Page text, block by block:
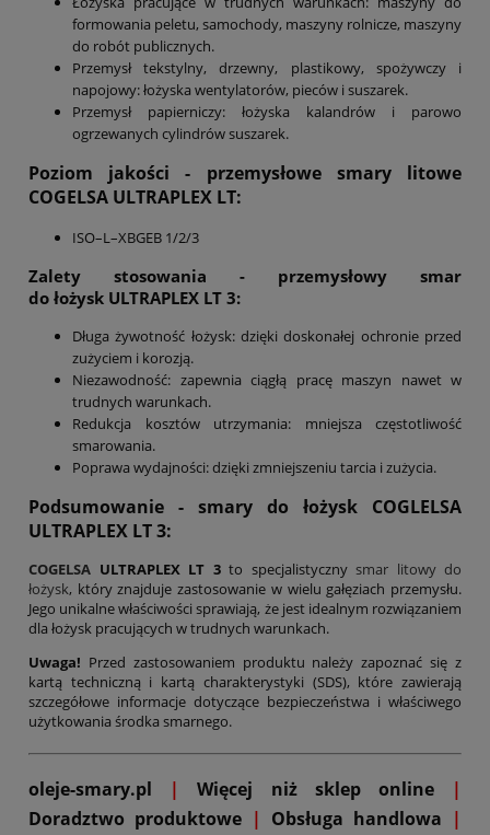
formowania peletu, samochody, maszyny rolnicze, maszyny
do robót publicznych.
Przemysł tekstylny, drzewny, plastikowy, spożywczy i
napojowy: łożyska wentylatorów, pieców i suszarek.
Przemysł papierniczy: łożyska kalandrów i parowo
ogrzewanych cylindrów suszarek.
Poziom jakości - przemysłowe smary litowe
COGELSA ULTRAPLEX LT:
ISO–L–XBGEB 1/2/3
Zalety stosowania - przemysłowy smar
do łożysk ULTRAPLEX LT 3:
Długa żywotność łożysk: dzięki doskonałej ochronie przed
zużyciem i korozją.
Niezawodność: zapewnia ciągłą pracę maszyn nawet w
trudnych warunkach.
Redukcja kosztów utrzymania: mniejsza częstotliwość
smarowania.
Poprawa wydajności: dzięki zmniejszeniu tarcia i zużycia.
Podsumowanie - smary do łożysk COGLELSA
ULTRAPLEX LT 3:
COGELSA ULTRAPLEX LT 3 to specjalistyczny smar litowy do
łożysk, który znajduje zastosowanie w wielu gałęziach przemysłu.
Jego unikalne właściwości sprawiają, że jest idealnym rozwiązaniem
dla łożysk pracujących w trudnych warunkach.
Uwaga! Przed zastosowaniem produktu należy zapoznać się z
kartą techniczną i kartą charakterystyki (SDS), które zawierają
szczegółowe informacje dotyczące bezpieczeństwa i właściwego
użytkowania środka smarnego.
oleje-smary.pl | Więcej niż sklep online
|
Doradztwo produktowe | Obsługa handlowa |